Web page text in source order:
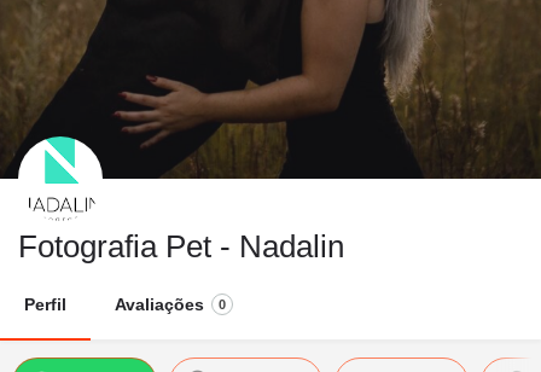
Fotografia Pet - Nadalin
Perfil Avaliações 0